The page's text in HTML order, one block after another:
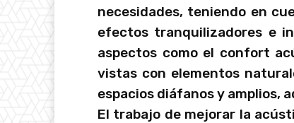
necesidades, teniendo en
efectos tranquilizadores e
aspectos como el confort
vistas con elementos
espacios diáfanos y amplios,
El trabajo de mejorar la